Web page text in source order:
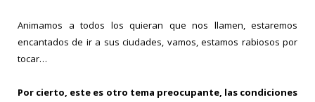
Animamos a todos los quieran que nos llamen, estaremos
encantados de ir a sus ciudades, vamos, estamos rabiosos por
tocar…
Por cierto, este es otro tema preocupante, las condiciones